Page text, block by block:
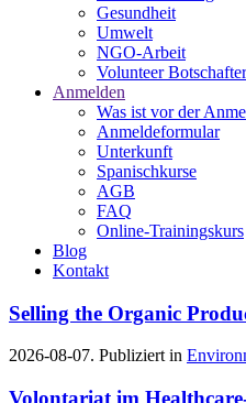
Gesundheit
Umwelt
NGO-Arbeit
Volunteer
Anmelden
Was ist vor der
Anmeldeformular
Unterkunft
Spanischkurse
AGB
FAQ
Online-Trainingskurs
Blog
Kontakt
Selling the Organic
2026-08-07. Publiziert in
Volontariat im